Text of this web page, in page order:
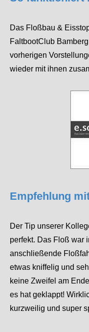
Das Floßbau &
FaltbootClub
vorherigen
wieder mit ihnen
Empfehlung
Der Tip unserer
perfekt. Das Floß war
anschließende
etwas kniffelig und
keine Zweifel am
es hat geklappt!
kurzweilig und super